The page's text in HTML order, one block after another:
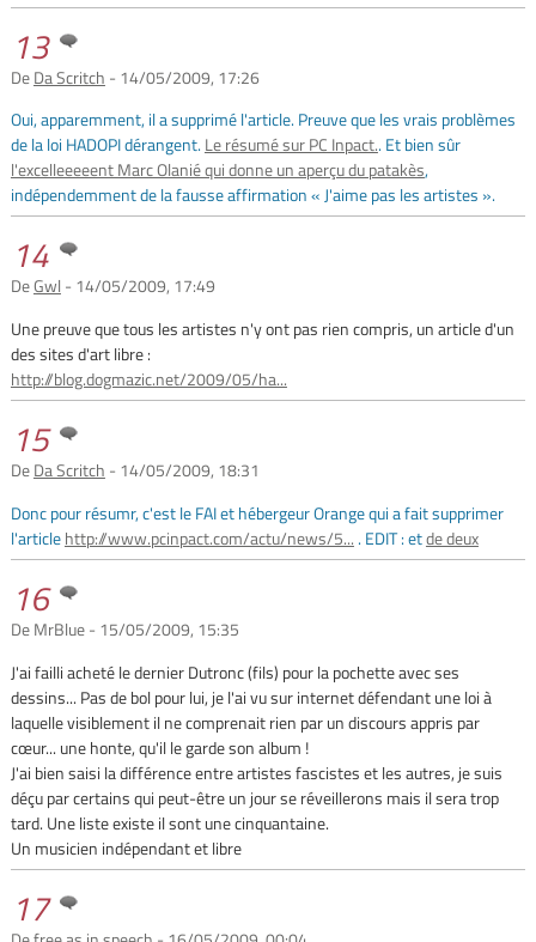
13
DeDa Scritch - 14/05/2009, 17:26
Oui, apparemment, il a supprimé l'article. Preuve que les vrais problèmes
de la loi HADOPI dérangent. Le résumé sur PC Inpact.. Et bien sûr
l'excelleeeeent Marc Olanié qui donne un aperçu du patakès,
indépendemment de la fausse affirmation « J'aime pas les artistes ».
14
DeGwl - 14/05/2009, 17:49
Une preuve que tous les artistes n'y ont pas rien compris, un article d'un
des sites d'art libre :
http://blog.dogmazic.net/2009/05/ha...
15
DeDa Scritch - 14/05/2009, 18:31
Donc pour résumr, c'est le FAI et hébergeur Orange qui a fait supprimer
l'articlehttp://www.pcinpact.com/actu/news/5... . EDIT : etde deux
16
De MrBlue - 15/05/2009, 15:35
J'ai failli acheté le dernier Dutronc (fils) pour la pochette avec ses
dessins... Pas de bol pour lui, je l'ai vu sur internet défendant une loi à
laquelle visiblement il ne comprenait rien par un discours appris par
cœur... une honte, qu'il le garde son album !
J'ai bien saisi la différence entre artistes fascistes et les autres, je suis
déçu par certains qui peut-être un jour se réveillerons mais il sera trop
tard. Une liste existe il sont une cinquantaine.
Un musicien indépendant et libre
17